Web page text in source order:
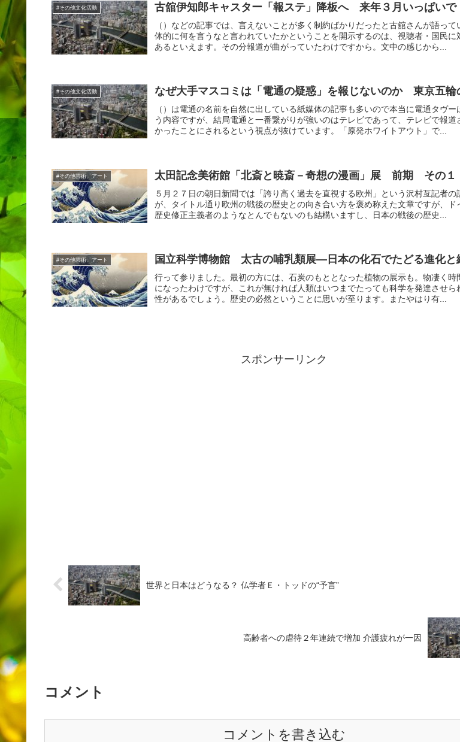
#その他文化活動 古舘伊知郎キャスター「報ステ」降板へ 来年３月いっぱい
（）などの記事では、言えないことが多く制約ばかりだったと古舘さんが語って
体的に何を言うなと言われていたかということを開示するのは、視聴者・国民に
あるといえます。その分報道が曲がっていたわけですから。文中の感じから...
#その他文化活動 なぜ大手マスコミは「電通の疑惑」を報じないのか 東京五輪
（）は電通の名前を自然に出している紙媒体の記事も多いので本当に電通タヴー
う内容ですが、結局電通と一番繋がりが強いのはテレビであって、テレビで報道
かったことにされるという視点が抜けています。「原発ホワイトアウト」で...
#その他芸術、アート 太田記念美術館「北斎と暁斎－奇想の漫画」展 前期 その１
５月２７日の朝日新聞では「誇り高く過去を直視する欧州」という沢村亙記者の
が、タイトル通り欧州の戦後の歴史との向き合い方を褒め称えた文章ですが、ド
歴史修正主義者のようなとんでもないのも結構いますし、日本の戦後の歴史...
#その他芸術、アート 国立科学博物館 太古の哺乳類展―日本の化石でたどる進化
行って参りました。最初の方には、石炭のもととなった植物の展示も。物凄く時
になったわけですが、これが無ければ人類はいつまでたっても科学を発達させら
性があるでしょう。歴史の必然ということに思いが至ります。またやはり有...
スポンサーリンク
世界と日本はどうなる？ 仏学者Ｅ・トッドの“予言”
高齢者への虐待２年連続で増加 介護疲れが一因
コメント
コメントを書き込む